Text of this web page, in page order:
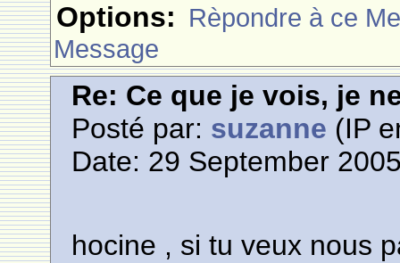
Options: Rèpondre à ce
Message
Re: Ce que je vois, je
Posté par: suzanne (IP
Date: 29 September
hocine , si tu veux nous